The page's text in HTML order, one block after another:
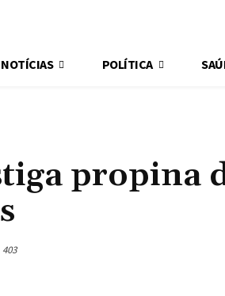
NOTÍCIAS POLÍTICA
propina
403